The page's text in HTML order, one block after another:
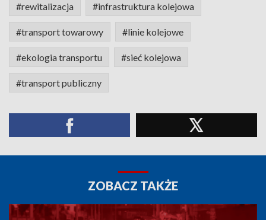
#rewitalizacja #infrastruktura kolejowa
#transport towarowy #linie kolejowe
#ekologia transportu #sieć kolejowa
#transport publiczny
ZOBACZ TAKŻE